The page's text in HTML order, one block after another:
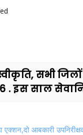
सभी
इस साल
एक्शन,दो आबकारी